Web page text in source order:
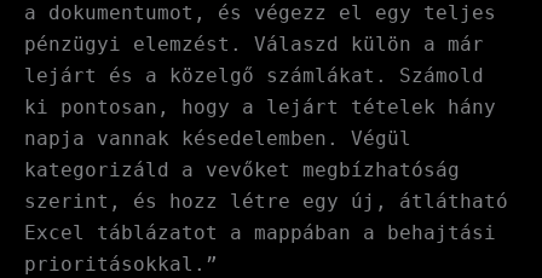
a dokumentumot, és végezz el egy teljes
pénzügyi elemzést. Válaszd külön a már
lejárt és a közelgő számlákat. Számold
ki pontosan, hogy a lejárt tételek hány
napja vannak késedelemben. Végül
kategorizáld a vevőket megbízhatóság
szerint, és hozz létre egy új, átlátható
Excel táblázatot a mappában a behajtási
prioritásokkal.”